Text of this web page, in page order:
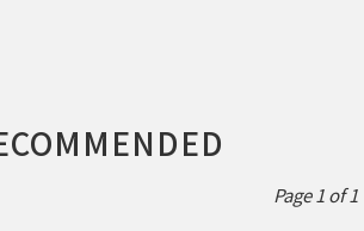
Page 1 of 1